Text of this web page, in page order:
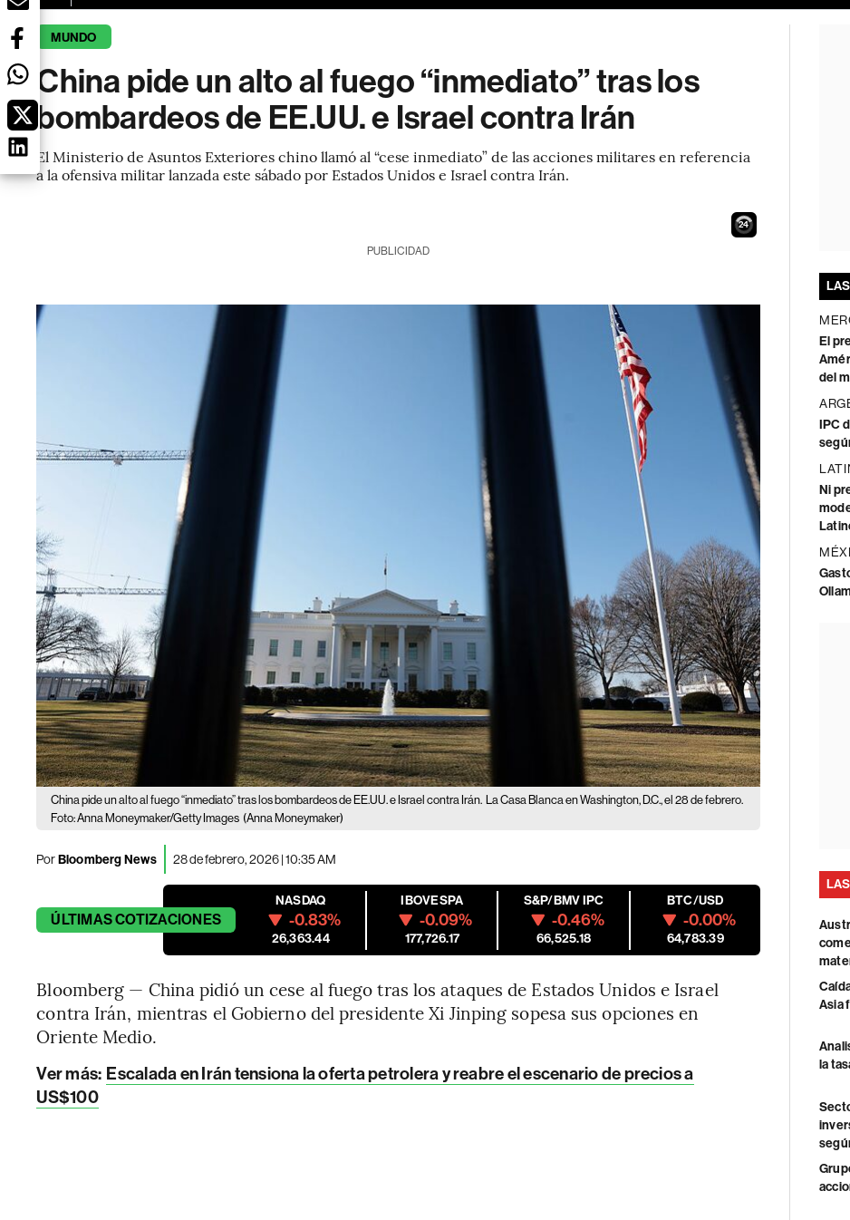
MUNDO
China pide un alto al fuego “inmediato” tras los
bombardeos de EE.UU. e Israel contra Irán
El Ministerio de Asuntos Exteriores chino llamó al “cese inmediato” de las acciones militares en referencia
a la ofensiva militar lanzada este sábado por Estados Unidos e Israel contra Irán.
23
PUBLICIDAD
China pide un alto al fuego “inmediato” tras los bombardeos de EE.UU. e Israel contra Irán. La Casa Blanca en Washington, D.C., el 28 de febrero.
Foto: Anna Moneymaker/Getty Images (Anna Moneymaker)
PorBloomberg News 28 de febrero, 2026 | 10:35 AM
ÚLTIMASCOTIZACIONES
NASDAQ
-0.83%
26,363.44
IBOVESPA
-0.09%
177,726.17
S&P/BMV IPC
-0.46%
66,525.18
BTC/USD
-0.00%
64,783.39
Bloomberg — China pidió un cese al fuego tras los ataques de Estados Unidos e Israel
contra Irán, mientras el Gobierno del presidente Xi Jinping sopesa sus opciones en
Oriente Medio.
Ver más: Escalada en Irán tensiona la oferta petrolera y reabre el escenario de precios a
US$100
El
del
IPC
Ni
Asia
la